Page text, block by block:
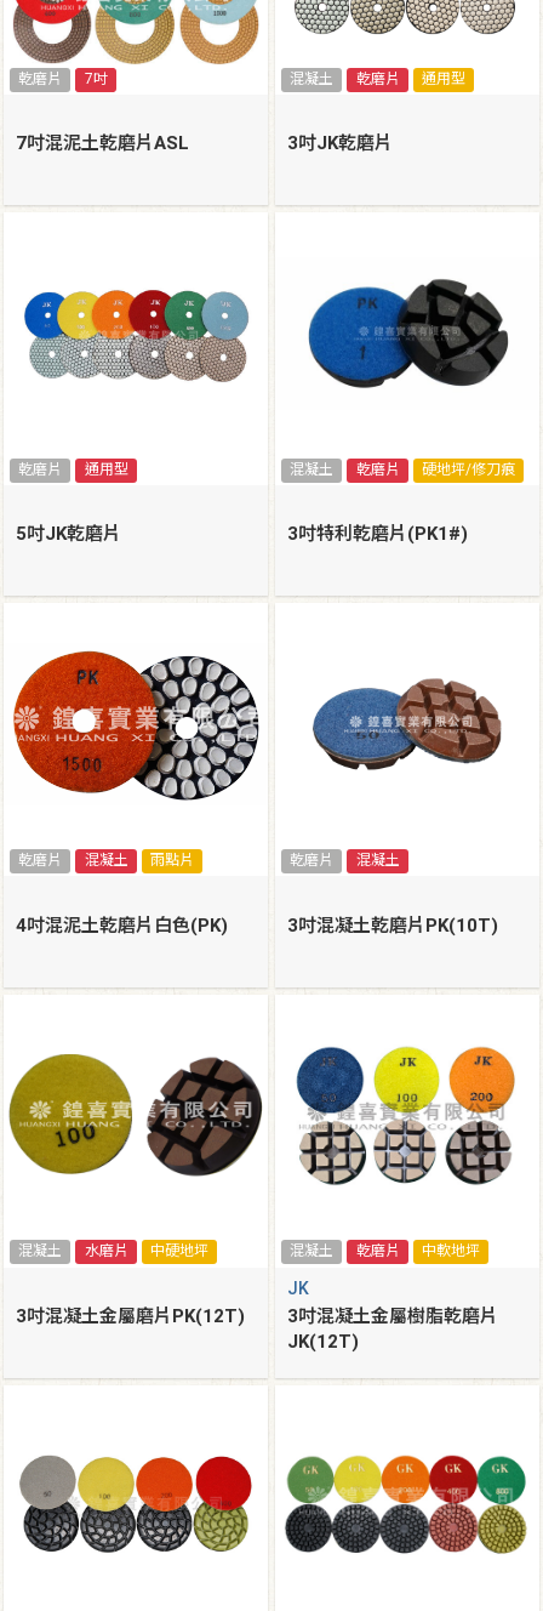
乾磨片 7吋
7吋混泥土乾磨片ASL
混凝土 乾磨片 通用型
3吋JK乾磨片
乾磨片 通用型
5吋JK乾磨片
混凝土 乾磨片 硬地坪/修刀痕
3吋特利乾磨片(PK1#)
乾磨片 混凝土 雨點片
4吋混泥土乾磨片白色(PK)
乾磨片 混凝土
3吋混凝土乾磨片PK(10T)
混凝土 水磨片 中硬地坪
3吋混凝土金屬磨片PK(12T)
混凝土 乾磨片 中軟地坪
JK
3吋混凝土金屬樹脂乾磨片
JK(12T)